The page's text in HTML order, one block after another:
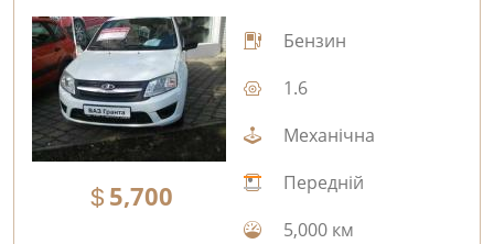
5,700
Бензин
1.6
Механічна
Передній
5,000 км